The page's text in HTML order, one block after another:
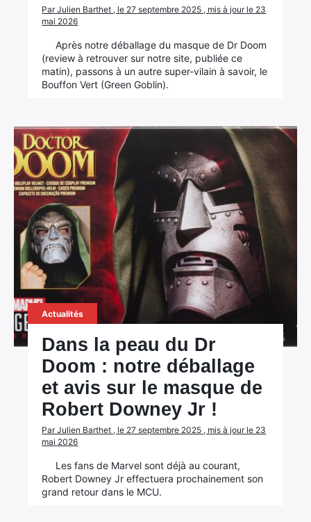
Par Julien Barthet , le 27 septembre 2025 , mis à jour le 23
mai 2026
Après notre déballage du masque de Dr Doom
(review à retrouver sur notre site, publiée ce
matin), passons à un autre super-vilain à savoir, le
Bouffon Vert (Green Goblin).
Actualités
Dans la peau du Dr
Doom : notre déballage
et avis sur le masque de
Robert Downey Jr !
Par Julien Barthet , le 27 septembre 2025 , mis à jour le 23
mai 2026
Les fans de Marvel sont déjà au courant,
Robert Downey Jr effectuera prochainement son
grand retour dans le MCU.